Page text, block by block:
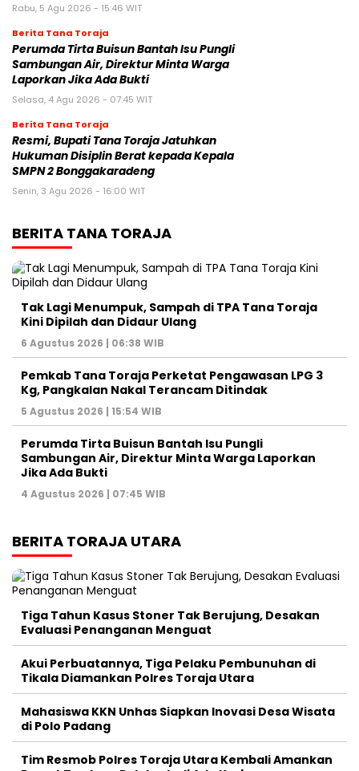
Rabu, 5 Agu 2026 - 15:46 WIT
Berita Tana Toraja
Perumda Tirta Buisun Bantah Isu Pungli
Sambungan Air, Direktur Minta Warga
Laporkan Jika Ada Bukti
Selasa, 4 Agu 2026 - 07:45 WIT
Berita Tana Toraja
Resmi, Bupati Tana Toraja Jatuhkan
Hukuman Disiplin Berat kepada Kepala
SMPN 2 Bonggakaradeng
Senin, 3 Agu 2026 - 16:00 WIT
BERITA TANA TORAJA
Tak Lagi Menumpuk, Sampah di TPA Tana Toraja
Kini Dipilah dan Didaur Ulang
6 Agustus 2026 | 06:38 WIB
Pemkab Tana Toraja Perketat Pengawasan LPG 3
Kg, Pangkalan Nakal Terancam Ditindak
5 Agustus 2026 | 15:54 WIB
Perumda Tirta Buisun Bantah Isu Pungli
Sambungan Air, Direktur Minta Warga Laporkan
Jika Ada Bukti
4 Agustus 2026 | 07:45 WIB
BERITA TORAJA UTARA
Tiga Tahun Kasus Stoner Tak Berujung, Desakan
Evaluasi Penanganan Menguat
Akui Perbuatannya, Tiga Pelaku Pembunuhan di
Tikala Diamankan Polres Toraja Utara
Mahasiswa KKN Unhas Siapkan Inovasi Desa Wisata
di Polo Padang
Tim Resmob Polres Toraja Utara Kembali Amankan